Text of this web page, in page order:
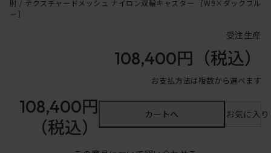
肘 / テクスチャードメッシュ ナイロン双輪キャスター ［W9×ダックブル
ー］
受注生産
108,400円 （税込）
お支払方法は複数から選べます
108,400円
（税込）
カートへ お気に入